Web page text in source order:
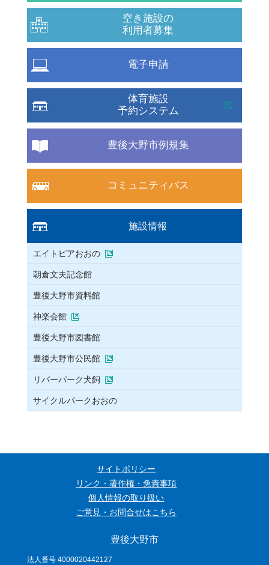
空き施設の
利用者募集
電子申請
体育施設
予約システム
豊後大野市例規集
コミュニティバス
施設情報
エイトピアおおの
朝倉文夫記念館
豊後大野市資料館
神楽会館
豊後大野市図書館
豊後大野市公民館
リバーパーク犬飼
サイクルパークおおの
サイトポリシー
リンク・著作権・免責事項
個人情報の取り扱い
ご意見・お問合せはこちら
豊後大野市
法人番号 4000020442127